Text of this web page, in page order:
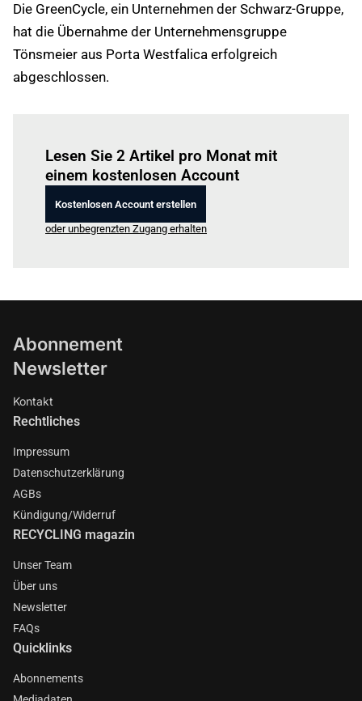
Die GreenCycle, ein Unternehmen der Schwarz-Gruppe,
hat die Übernahme der Unternehmensgruppe
Tönsmeier aus Porta Westfalica erfolgreich
abgeschlossen.
Lesen Sie 2 Artikel pro Monat mit
einem kostenlosen Account
Kostenlosen Account erstellen
oder unbegrenzten Zugang erhalten
Abonnement
Newsletter
Kontakt
Rechtliches
Impressum
Datenschutzerklärung
AGBs
Kündigung/Widerruf
RECYCLING magazin
Unser Team
Über uns
Newsletter
FAQs
Quicklinks
Abonnements